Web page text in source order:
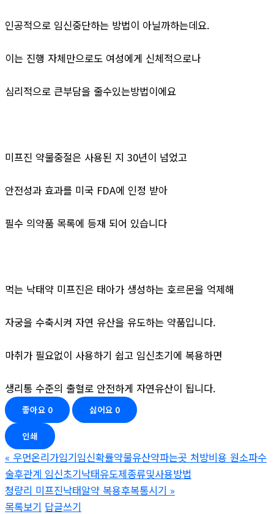
인공적으로 임신중단하는 방법이 아닐까하는데요.
이는 진행 자체만으로도 여성에게 신체적으로나
심리적으로 큰부담을 줄수있는방법이에요
미프진 약물중절은 사용된 지 30년이 넘었고
안전성과 효과를 미국 FDA에 인정 받아
필수 의약품 목록에 등재 되어 있습니다
먹는 낙태약 미프진은 태아가 생성하는 호르몬을 억제해
자궁을 수축시켜 자연 유산을 유도하는 약품입니다.
마취가 필요없이 사용하기 쉽고 임신초기에 복용하면
생리통 수준의 출혈로 안전하게 자연유산이 됩니다.
좋아요 0 싫어요 0
인쇄
« 우먼온리가임기임신확률약물유산약파는곳 처방비용 원소파수
술후관계 임신초기낙태유도제종류및사용방법
청량리 미프진낙­태알약 복용후복통시기 »
목록보기 답글쓰기